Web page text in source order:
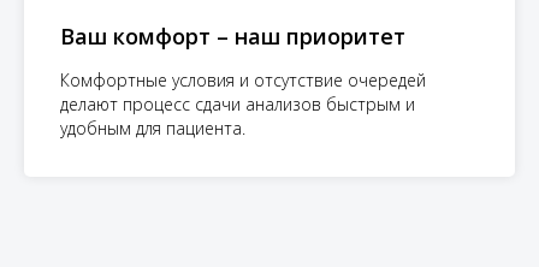
Ваш комфорт – наш приоритет
Комфортные условия и отсутствие очередей
делают процесс сдачи анализов быстрым и
удобным для пациента.